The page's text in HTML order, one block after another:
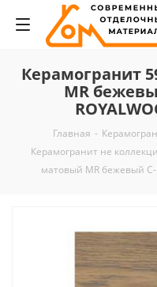
Керамогранит
MR
Главная -
Керамогранит не
матовый MR бежевый C-